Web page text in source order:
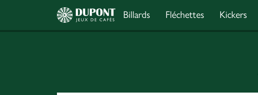
Billards Fléchettes Kickers